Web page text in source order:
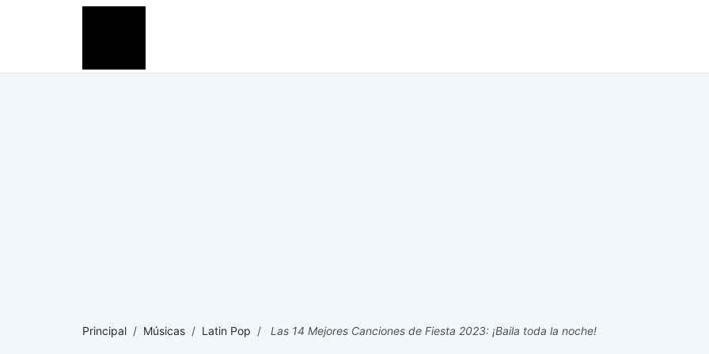
Principal / Músicas / Latin Pop / Las 14 Mejores Canciones de Fiesta 2023: ¡Baila toda la noche!